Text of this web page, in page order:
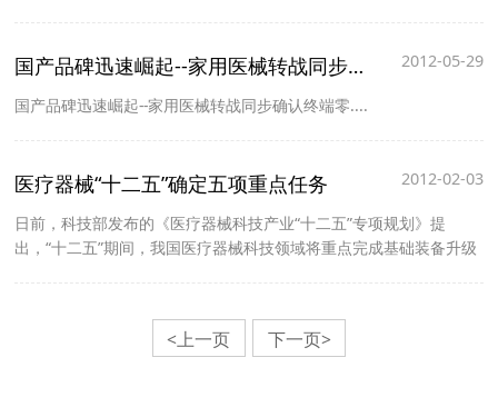
国产品碑迅速崛起--家用医械转战同步确认终端零.... 2012-05-29
国产品碑迅速崛起--家用医械转战同步确认终端零....
医疗器械“十二五”确定五项重点任务 2012-02-03
日前，科技部发布的《医疗器械科技产业“十二五”专项规划》提
出，“十二五”期间，我国医疗器械科技领域将重点完成基础装备升级
<上一页 下一页>